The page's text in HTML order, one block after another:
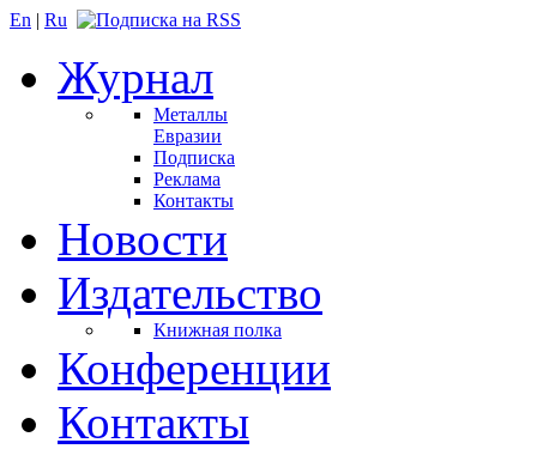
En | Ru
Журнал
Металлы
Евразии
Подписка
Реклама
Контакты
Новости
Издательство
Книжная полка
Конференции
Контакты